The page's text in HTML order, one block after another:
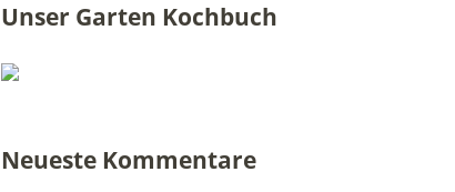
Unser Garten Kochbuch
Neueste Kommentare